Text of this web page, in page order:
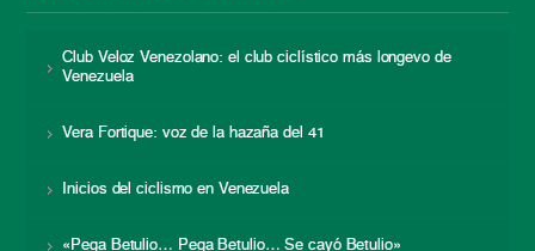
Club Veloz Venezolano: el club ciclístico más longevo de
Venezuela
Vera Fortique: voz de la hazaña del 41
Inicios del ciclismo en Venezuela
«Pega Betulio… Pega Betulio… Se cayó Betulio»